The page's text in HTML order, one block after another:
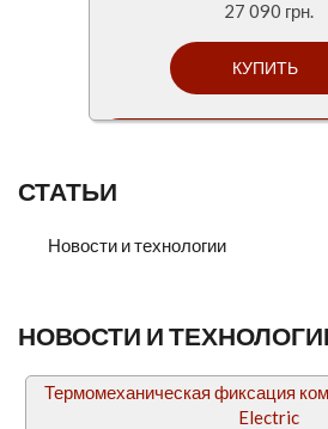
27 090 грн.
СТАТЬИ
Новости и технологии
НОВОСТИ И
Термомеханическая фиксация
Electric